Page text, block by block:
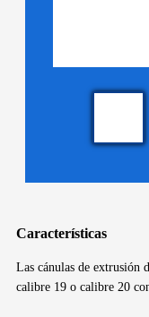
Características
Las cánulas de extrusión
calibre 19 o calibre 20